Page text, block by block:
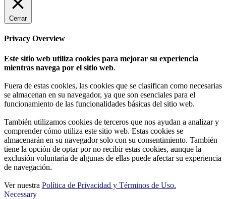
Cerrar
Privacy Overview
Este sitio web utiliza cookies para mejorar su experiencia
mientras navega por el sitio web.
Fuera de estas cookies, las cookies que se clasifican como necesarias
se almacenan en su navegador, ya que son esenciales para el
funcionamiento de las funcionalidades básicas del sitio web.
También utilizamos cookies de terceros que nos ayudan a analizar y
comprender cómo utiliza este sitio web. Estas cookies se
almacenarán en su navegador solo con su consentimiento. También
tiene la opción de optar por no recibir estas cookies, aunque la
exclusión voluntaria de algunas de ellas puede afectar su experiencia
de navegación.
Ver nuestra Política de Privacidad y Términos de Uso.
Necessary